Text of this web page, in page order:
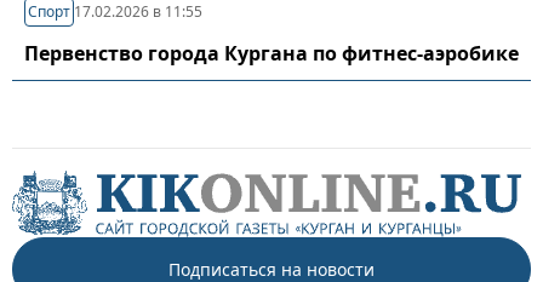
Спорт 17.02.2026 в 11:55
Первенство города Кургана по фитнес-аэробике
Подписаться на новости